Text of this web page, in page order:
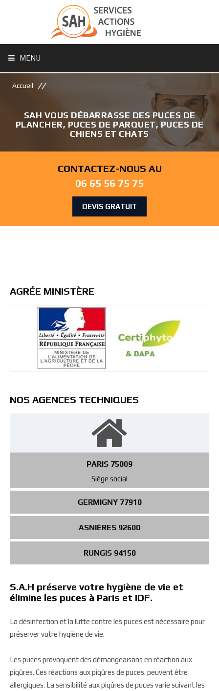
MENU
Accueil
SAH VOUS DÉBARRASSE DES PUCES DE
PLANCHER, PUCES DE PARQUET, PUCES DE
CHIENS ET CHATS
CONTACTEZ-NOUS AU
06 65 56 75 75
DEVIS GRATUIT
AGRÉE MINISTÈRE
NOS AGENCES TECHNIQUES
PARIS 75009
Siège social
GERMIGNY 77910
ASNIÈRES 92600
RUNGIS 94150
S.A.H préserve votre hygiène de vie et
élimine les puces à Paris et IDF.
La désinfection et la lutte contre les puces est nécessaire pour
préserver votre hygiène de vie.
Les puces provoquent des démangeaisons en réaction aux
piqûres. Ces réactions aux piqûres de puces. peuvent être
allergiques. La sensibilité aux piqûres de puces varie suivant les